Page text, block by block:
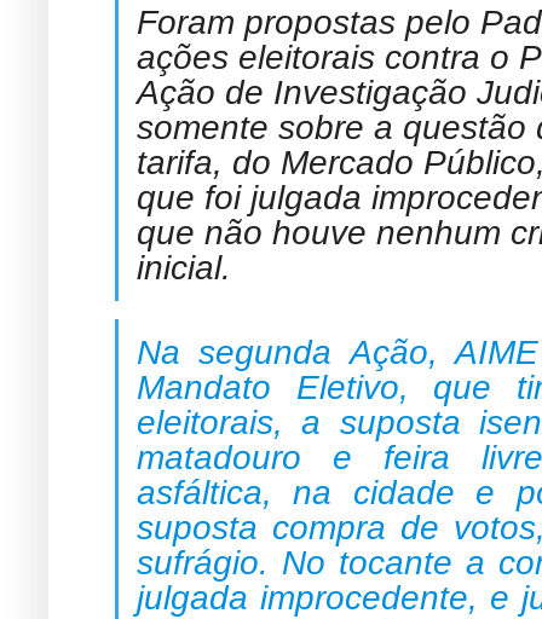
Foram propostas pelo
ações eleitorais contra o
Ação de Investigação
somente sobre a
tarifa, do Mercado
que foi julgada
que não houve nenhum
inicial.
Na segunda Ação,
Mandato Eletivo, que
eleitorais, a suposta
matadouro e feira
asfáltica, na cidade e
suposta compra de
sufrágio. No tocante a
julgada improcedente, e